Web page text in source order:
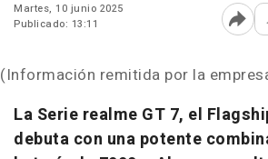
Martes, 10 junio 2025
Publicado: 13:11
(Información remitida por la
La Serie realme GT 7, el
debuta con una potente